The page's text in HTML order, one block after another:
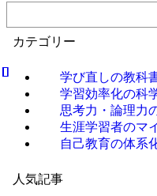
カテゴリー
学び直しの教科
学習効率化の科
思考力・論理力
生涯学習者のマ
自己教育の体系
人気記事